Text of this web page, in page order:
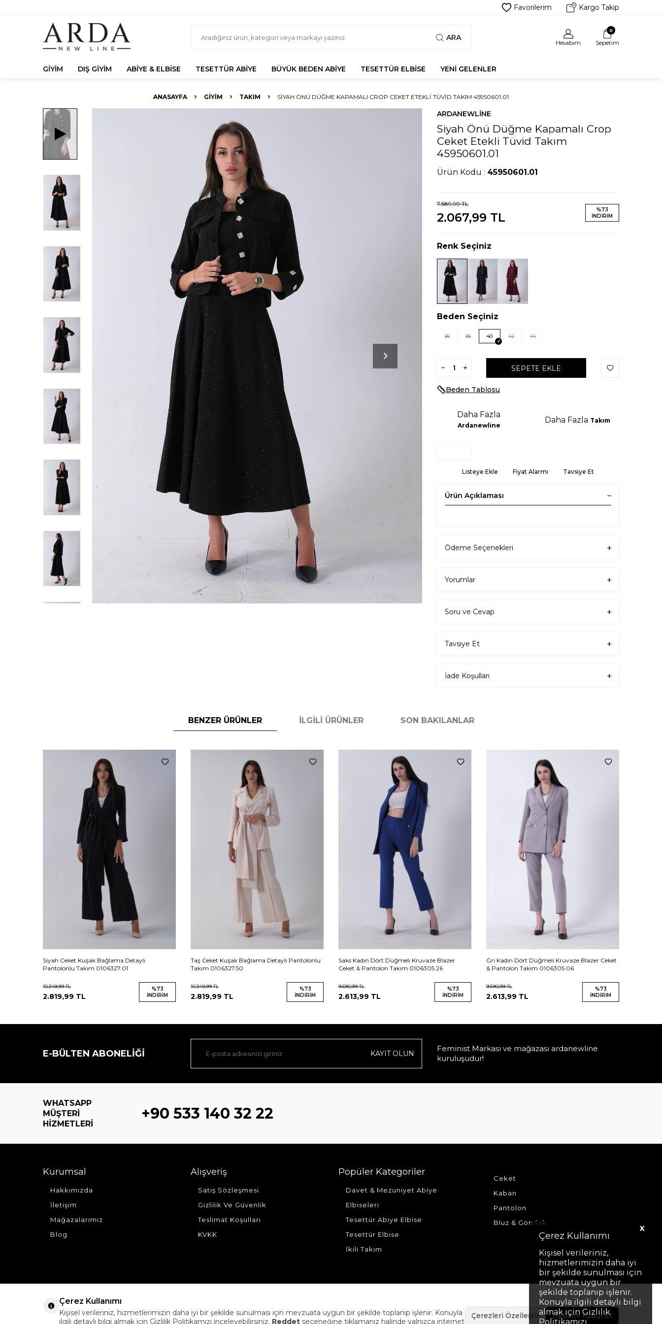
X
Çerez Kullanımı
Kişisel verileriniz,
hizmetlerimizin daha iyi
bir şekilde sunulması için
mevzuata uygun bir
şekilde toplanıp işlenir.
Konuyla ilgili detaylı bilgi
almak için Gizlilik
Politikamızı
Favorilerim Kargo Takip
ARA
Hesabım
0
Sepetim
GIYIM DIŞ GIYIM ABIYE & ELBISE TESETTÜR ABIYE BÜYÜK BEDEN ABIYE TESETTÜR ELBISE YENI GELENLER
ANASAYFA GIYIM TAKIM SIYAH ÖNÜ DÜĞME KAPAMALI CROP CEKET ETEKLI TÜVID TAKIM 45950601.01
ARDANEWLINE
Siyah Önü Düğme Kapamalı Crop
Ceket Etekli Tüvid Takım
45950601.01
Ürün Kodu : 45950601.01
7.589,99TL
2.067,99 TL
%73
İNDIRIM
Renk Seçiniz
Beden Seçiniz
36 38 40 42 44
SEPETE EKLE
Beden Tablosu
Daha Fazla
Ardanewline
Daha Fazla Takım
Listeye Ekle Fiyat Alarmı Tavsiye Et
Ürün Açıklaması
Ödeme Seçenekleri
Yorumlar
Soru ve Cevap
Tavsiye Et
İade Koşulları
BENZER ÜRÜNLER İLGILI ÜRÜNLER SON BAKILANLAR
Siyah Ceket Kuşak Bağlama Detaylı
Pantolonlu Takım 0106327.01
10.349,99TL
2.819,99 TL
%73
İNDIRIM
Taş Ceket Kuşak Bağlama Detaylı Pantolonlu
Takım 0106327.50
10.349,99TL
2.819,99 TL
%73
İNDIRIM
Saks Kadın Dört Düğmeli Kruvaze Blazer
Ceket & Pantolon Takım 0106305.26
9.590,99TL
2.613,99 TL
%73
İNDIRIM
Gri Kadın Dört Düğmeli Kruvaze Blazer Ceket
& Pantolon Takım 0106305.06
9.590,99TL
2.613,99 TL
%73
İNDIRIM
E-BÜLTEN ABONELIĞI KAYIT OLUN
Feminist Markası ve mağazası ardanewline
kuruluşudur!
WHATSAPP
MÜŞTERI
HIZMETLERI
+90 533 140 32 22
Kurumsal
Hakkımızda
İletişim
Mağazalarımız
Blog
Alışveriş
Satış Sözleşmesi
Gizlilik Ve Güvenlik
Teslimat Koşulları
KVKK
Popüler Kategoriler
Davet & Mezuniyet Abiye
Elbiseleri
Tesettür Abiye Elbise
Tesettür Elbise
İkili Takım
Ceket
Kaban
Pantolon
Bluz & Gömlek
Çerez Kullanımı
Kişisel verileriniz, hizmetlerimizin daha iyi bir şekilde sunulması için mevzuata uygun bir şekilde toplanıp işlenir. Konuyla
ilgili detaylı bilgi almak için Gizlilik Politikamızı inceleyebilirsiniz. Reddet seçeneğine tıklamanız halinde yalnızca internet
Çerezleri Özelleştir Hepsini Kabul Et